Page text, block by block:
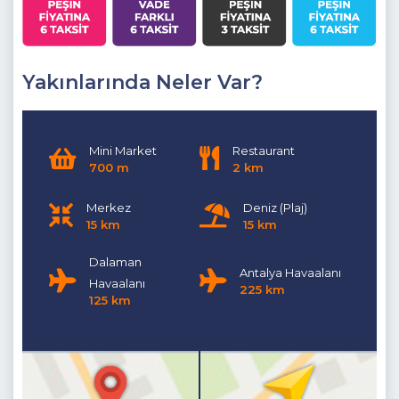
Yakınlarında Neler Var?
Mini Market
700 m
Restaurant
2 km
Merkez
15 km
Deniz (Plaj)
15 km
Dalaman
Havaalanı
125 km
Antalya Havaalanı
225 km